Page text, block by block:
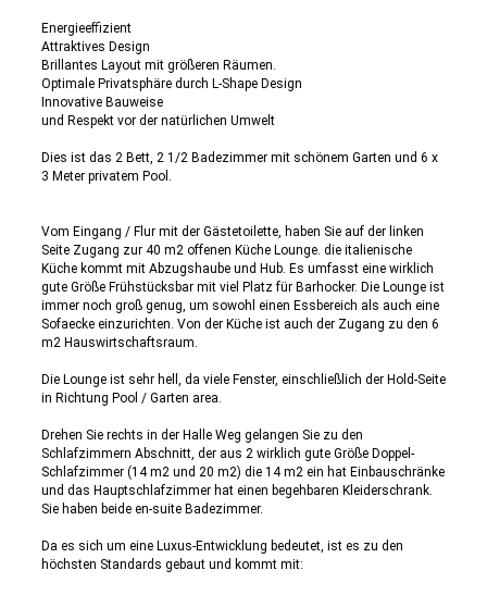
Energieeffizient
Attraktives Design
Brillantes Layout mit größeren Räumen.
Optimale Privatsphäre durch L-Shape Design
Innovative Bauweise
und Respekt vor der natürlichen Umwelt
Dies ist das 2 Bett, 2 1/2 Badezimmer mit schönem Garten und 6 x
3 Meter privatem Pool.
Vom Eingang / Flur mit der Gästetoilette, haben Sie auf der linken
Seite Zugang zur 40 m2 offenen Küche Lounge. die italienische
Küche kommt mit Abzugshaube und Hub. Es umfasst eine wirklich
gute Größe Frühstücksbar mit viel Platz für Barhocker. Die Lounge ist
immer noch groß genug, um sowohl einen Essbereich als auch eine
Sofaecke einzurichten. Von der Küche ist auch der Zugang zu den 6
m2 Hauswirtschaftsraum.
Die Lounge ist sehr hell, da viele Fenster, einschließlich der Hold-Seite
in Richtung Pool / Garten area.
Drehen Sie rechts in der Halle Weg gelangen Sie zu den
Schlafzimmern Abschnitt, der aus 2 wirklich gute Größe Doppel-
Schlafzimmer (14 m2 und 20 m2) die 14 m2 ein hat Einbauschränke
und das Hauptschlafzimmer hat einen begehbaren Kleiderschrank.
Sie haben beide en-suite Badezimmer.
Da es sich um eine Luxus-Entwicklung bedeutet, ist es zu den
höchsten Standards gebaut und kommt mit: